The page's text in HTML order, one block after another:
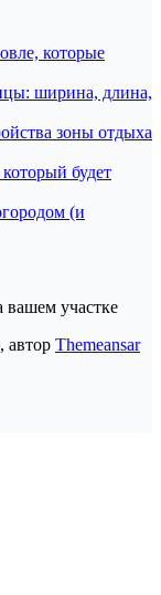
которые
ширина, длина,
зоны отдыха
будет
(и
участке
автор Themeansar